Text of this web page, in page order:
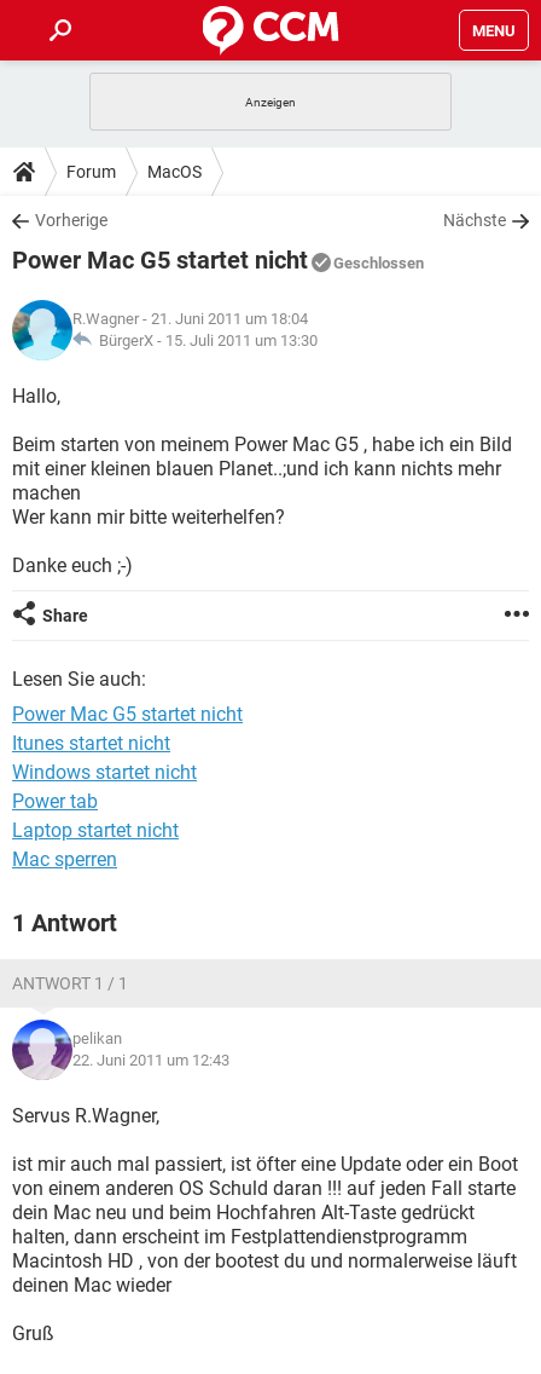
MENU
ANDROID
WINDOWS 10
WHATSAPP TIKTOK
FACEBOOK
TIPPS & TRICKS
SPIELE
WHATSAPP TIKTOK
FACEBOOK
DOWNLOADS
SPIELE STREAMING
ANDROID
WINDOWS 10 INSTAGRAM
WHATSAPP
SPIELE STREAMING
ANDROID
WINDOWS 10
WHATSAPP TIKTOK
FACEBOOK
LEXIKON
SPIELE
WINDOWS 10 INSTAGRAM
WHATSAPP
Forum MacOS
Vorherige Nächste
Power Mac G5 startet nicht Geschlossen
R.Wagner - 21. Juni 2011 um 18:04
BürgerX - 15. Juli 2011 um 13:30
Hallo,
Beim starten von meinem Power Mac G5 , habe ich ein Bild
mit einer kleinen blauen Planet..;und ich kann nichts mehr
machen
Wer kann mir bitte weiterhelfen?
Danke euch ;-)
Share
Lesen Sie auch:
Power Mac G5 startet nicht
Itunes startet nicht
Windows startet nicht
Power tab
Laptop startet nicht
Mac sperren
1 Antwort
ANTWORT 1 / 1
pelikan
22. Juni 2011 um 12:43
Servus R.Wagner,
ist mir auch mal passiert, ist öfter eine Update oder ein Boot
von einem anderen OS Schuld daran !!! auf jeden Fall starte
dein Mac neu und beim Hochfahren Alt-Taste gedrückt
halten, dann erscheint im Festplattendienstprogramm
Macintosh HD , von der bootest du und normalerweise läuft
deinen Mac wieder
Gruß